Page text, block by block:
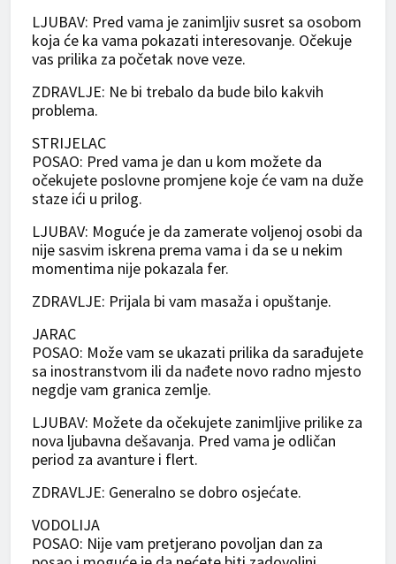
LJUBAV: Pred vama je zanimljiv susret sa osobom
koja će ka vama pokazati interesovanje. Očekuje
vas prilika za početak nove veze.
ZDRAVLJE: Ne bi trebalo da bude bilo kakvih
problema.
STRIJELAC
POSAO: Pred vama je dan u kom možete da
očekujete poslovne promjene koje će vam na duže
staze ići u prilog.
LJUBAV: Moguće je da zamerate voljenoj osobi da
nije sasvim iskrena prema vama i da se u nekim
momentima nije pokazala fer.
ZDRAVLJE: Prijala bi vam masaža i opuštanje.
JARAC
POSAO: Može vam se ukazati prilika da sarađujete
sa inostranstvom ili da nađete novo radno mjesto
negdje vam granica zemlje.
LJUBAV: Možete da očekujete zanimljive prilike za
nova ljubavna dešavanja. Pred vama je odličan
period za avanture i flert.
ZDRAVLJE: Generalno se dobro osjećate.
VODOLIJA
POSAO: Nije vam pretjerano povoljan dan za